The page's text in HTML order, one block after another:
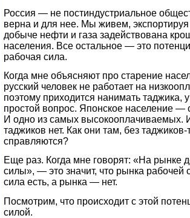
Россия — не постиндустриальное
верна и для нее. Мы живем,
добыче нефти и газа задействована
населения. Все остальное — это
рабочая сила.
Когда мне объясняют про старение
русский человек не работает на
поэтому приходится нанимать таджика,
простой вопрос. Японское население —
И одно из самых высокооплачиваемых.
таджиков нет. Как они там, без
справляются?
Еще раз. Когда мне говорят: «На рынке
силы», — это значит, что рынка рабочей
сила есть, а рынка — нет.
Посмотрим, что происходит с этой
силой.